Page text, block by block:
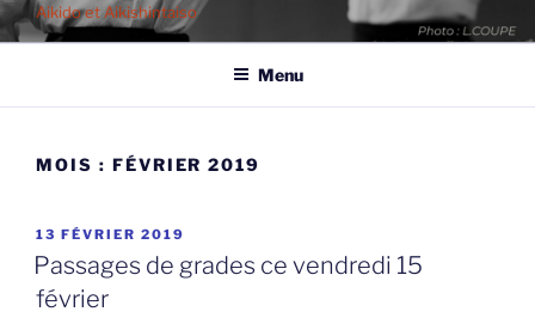
Aikido et Aikishintaiso
Menu
MOIS : FÉVRIER 2019
PUBLIÉ
LE
13 FÉVRIER 2019
Passages de grades ce vendredi 15
février